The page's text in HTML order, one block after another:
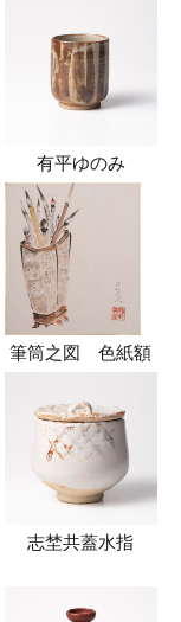
有平ゆのみ
筆筒之図 色紙額
志埜共蓋水指